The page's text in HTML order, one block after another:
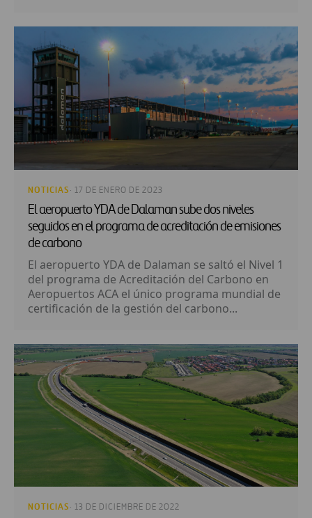
NOTICIAS · 17 DE ENERO DE 2023
El aeropuerto YDA de Dalaman sube dos niveles
seguidos en el programa de acreditación de emisiones
de carbono
El aeropuerto YDA de Dalaman se saltó el Nivel 1
del programa de Acreditación del Carbono en
Aeropuertos ACA el único programa mundial de
certificación de la gestión del carbono...
NOTICIAS · 13 DE DICIEMBRE DE 2022